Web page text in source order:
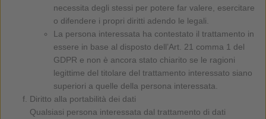
necessita degli stessi per potere far valere, esercitare
o difendere i propri diritti adendo le legali.
La persona interessata ha contestato il trattamento in
essere in base al disposto dell’Art. 21 comma 1 del
GDPR e non è ancora stato chiarito se le ragioni
legittime del titolare del trattamento interessato siano
superiori a quelle della persona interessata.
Diritto alla portabilità dei dati
Qualsiasi persona interessata dal trattamento di dati